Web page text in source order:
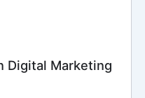
Digital Marketing